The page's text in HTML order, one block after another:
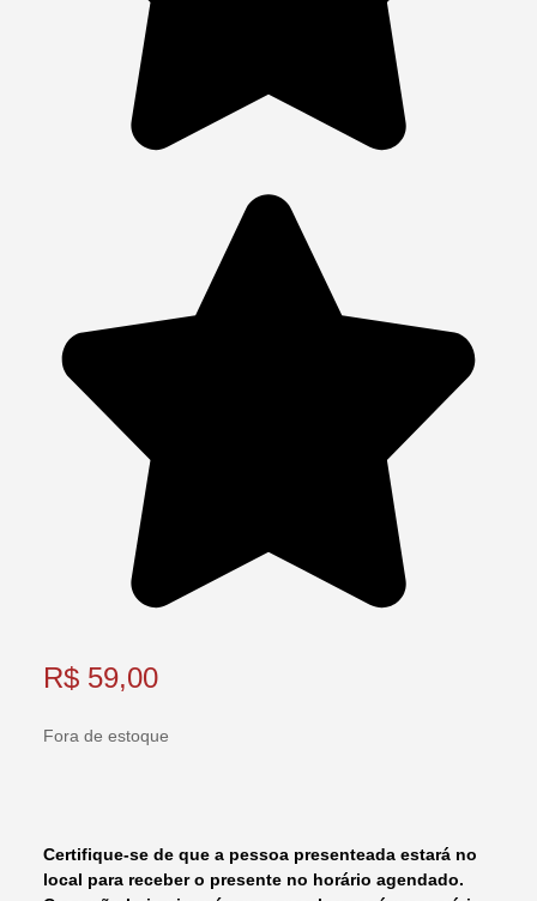
R$ 59,00
Fora de estoque
Certifique-se de que a pessoa presenteada estará no
local para receber o presente no horário agendado.